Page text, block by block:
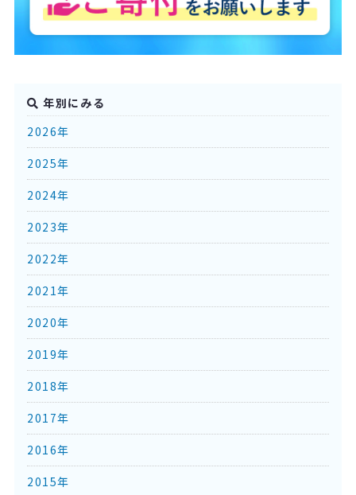
年別にみる
2026年
2025年
2024年
2023年
2022年
2021年
2020年
2019年
2018年
2017年
2016年
2015年